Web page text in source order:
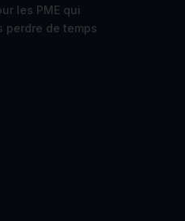
les PME qui
perdre de temps